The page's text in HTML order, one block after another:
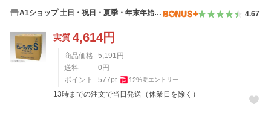
A1ショップ 土日・祝日・夏季・年末年始休
4.67
実質 4,614円
商品価格 5,191 円
送料
0 円
ポイント
577pt 12%要エントリー
13時までの注文で当日発送（休業日を除く）